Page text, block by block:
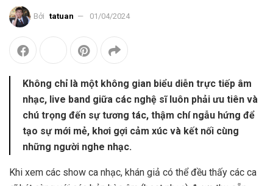
Bởi tatuan 01/04/2024
Không chỉ là một không gian biểu diễn trực tiếp âm
nhạc, live band giữa các nghệ sĩ luôn phải ưu tiên và
chú trọng đến sự tương tác, thậm chí ngẫu hứng để
tạo sự mới mẻ, khơi gợi cảm xúc và kết nối cùng
những người nghe nhạc.
Khi xem các show ca nhạc, khán giả có thể đều thấy các ca